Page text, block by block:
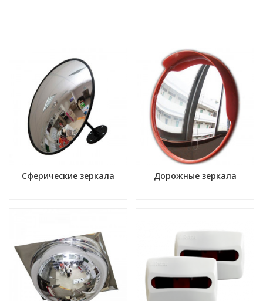
Сферические зеркала Дорожные зеркала